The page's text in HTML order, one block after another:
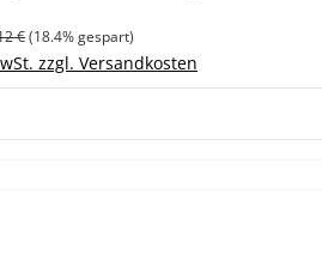
Preis:
€(18.4% gespart)
zzgl. Versandkosten